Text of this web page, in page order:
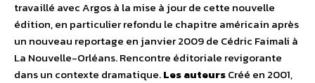
travaillé avec Argos à la mise à jour de cette nouvelle
édition, en particulier refondu le chapitre américain après
un nouveau reportage en janvier 2009 de Cédric Faimali à
La Nouvelle-Orléans. Rencontre éditoriale revigorante
dans un contexte dramatique.Les auteursCréé en 2001,